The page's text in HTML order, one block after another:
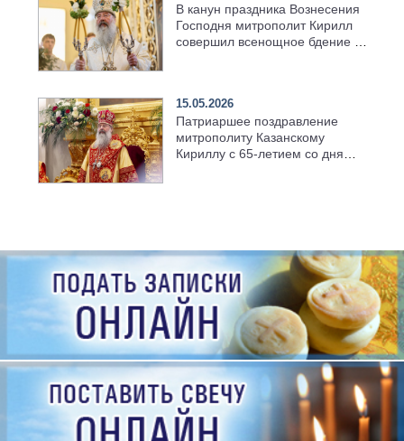
В канун праздника Вознесения
Господня митрополит Кирилл
совершил всенощное бдение в
15.05.2026
Патриаршее поздравление
митрополиту Казанскому
Кириллу с 65-летием со дня